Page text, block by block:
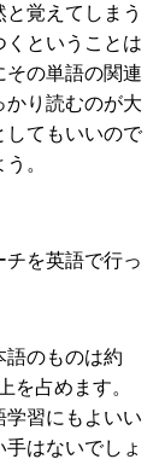
覚えてしまう
くということは
その単語の関連
り読むのが大
してもいいので
。
を英語で行っ
語のものは約
を占めます。
習にもよいい
はないでしょ